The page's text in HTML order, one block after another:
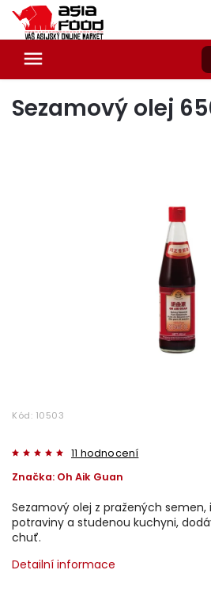
Sezamový olej
Kód: 10503
11 hodnocení
Značka: Oh Aik Guan
Sezamový olej z pražených semen,
potraviny a studenou kuchyni,
chuť.
Detailní informace